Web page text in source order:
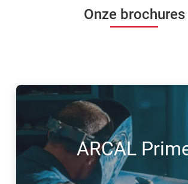
Onze brochures
ARCAL